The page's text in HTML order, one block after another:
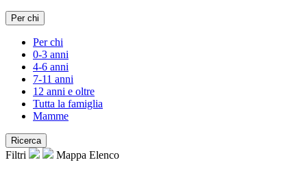
Per chi
Per chi
0-3 anni
4-6 anni
7-11 anni
12 anni e oltre
Tutta la famiglia
Mamme
Ricerca
Filtri Mappa Elenco